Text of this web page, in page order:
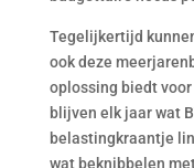
Tegelijkertijd
ook deze
oplossing biedt
blijven elk jaar wat
belastingkraantje
wat beknibbelen